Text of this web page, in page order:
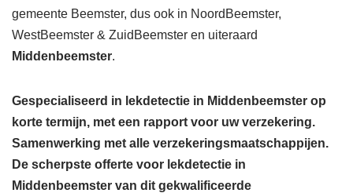
gemeente Beemster, dus ook in NoordBeemster,
WestBeemster & ZuidBeemster en uiteraard
Middenbeemster.
Gespecialiseerd in lekdetectie in Middenbeemster op
korte termijn, met een rapport voor uw verzekering.
Samenwerking met alle verzekeringsmaatschappijen.
De scherpste offerte voor lekdetectie in
Middenbeemster van dit gekwalificeerde